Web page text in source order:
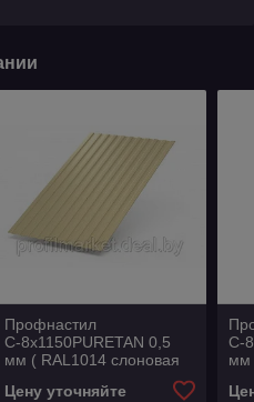
Профнастил
С-8х1150PURETAN 0,5
мм ( RAL1014 слоновая
Цену уточняйте
С-
мм